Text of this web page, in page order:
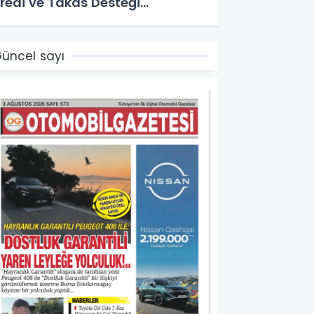
sayı